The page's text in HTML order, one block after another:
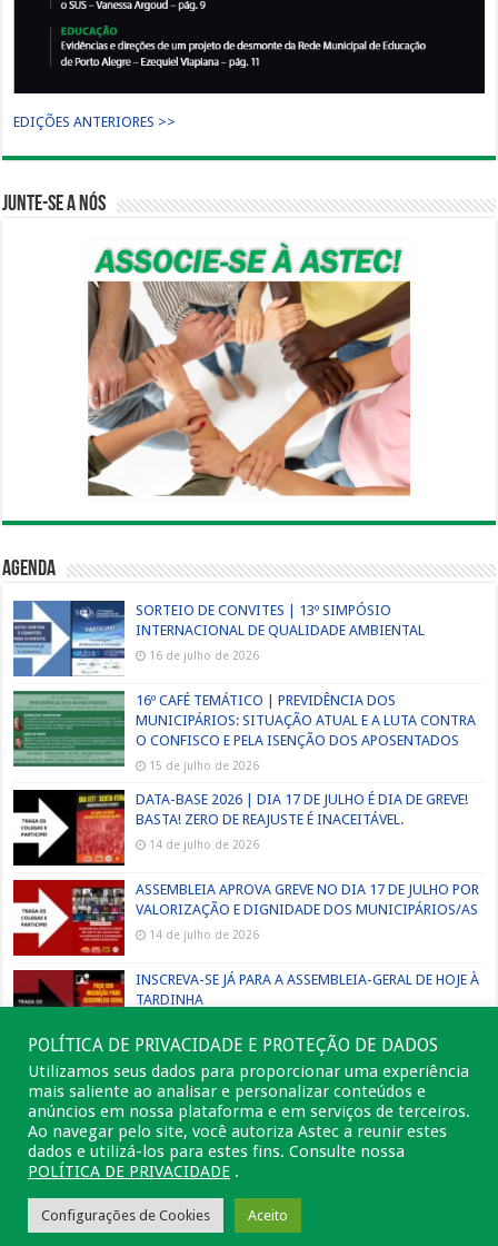
EDIÇÕES ANTERIORES >>
Junte-se a nós
Agenda
SORTEIO DE CONVITES | 13º SIMPÓSIO
INTERNACIONAL DE QUALIDADE AMBIENTAL
16 de julho de 2026
16º CAFÉ TEMÁTICO | PREVIDÊNCIA DOS
MUNICIPÁRIOS: SITUAÇÃO ATUAL E A LUTA CONTRA
O CONFISCO E PELA ISENÇÃO DOS APOSENTADOS
15 de julho de 2026
DATA-BASE 2026 | DIA 17 DE JULHO É DIA DE GREVE!
BASTA! ZERO DE REAJUSTE É INACEITÁVEL.
14 de julho de 2026
ASSEMBLEIA APROVA GREVE NO DIA 17 DE JULHO POR
VALORIZAÇÃO E DIGNIDADE DOS MUNICIPÁRIOS/AS
14 de julho de 2026
INSCREVA-SE JÁ PARA A ASSEMBLEIA-GERAL DE HOJE À
TARDINHA
© Astec 2026, Todos os Diretos Reservados.
POLÍTICA DE PRIVACIDADE E PROTEÇÃO DE DADOS
Utilizamos seus dados para proporcionar uma experiência
mais saliente ao analisar e personalizar conteúdos e
anúncios em nossa plataforma e em serviços de terceiros.
Ao navegar pelo site, você autoriza Astec a reunir estes
dados e utilizá-los para estes fins. Consulte nossa
POLÍTICA DE PRIVACIDADE .
Configurações de Cookies Aceito